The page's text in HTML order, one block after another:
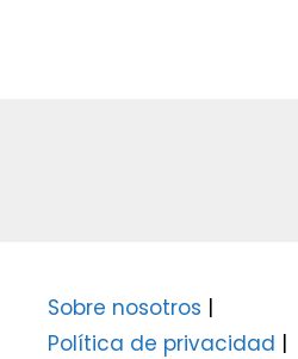
Sobre nosotros |
Política de privacidad |